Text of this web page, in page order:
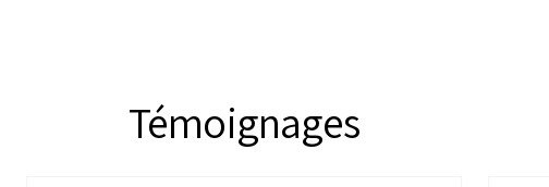
Témoignages